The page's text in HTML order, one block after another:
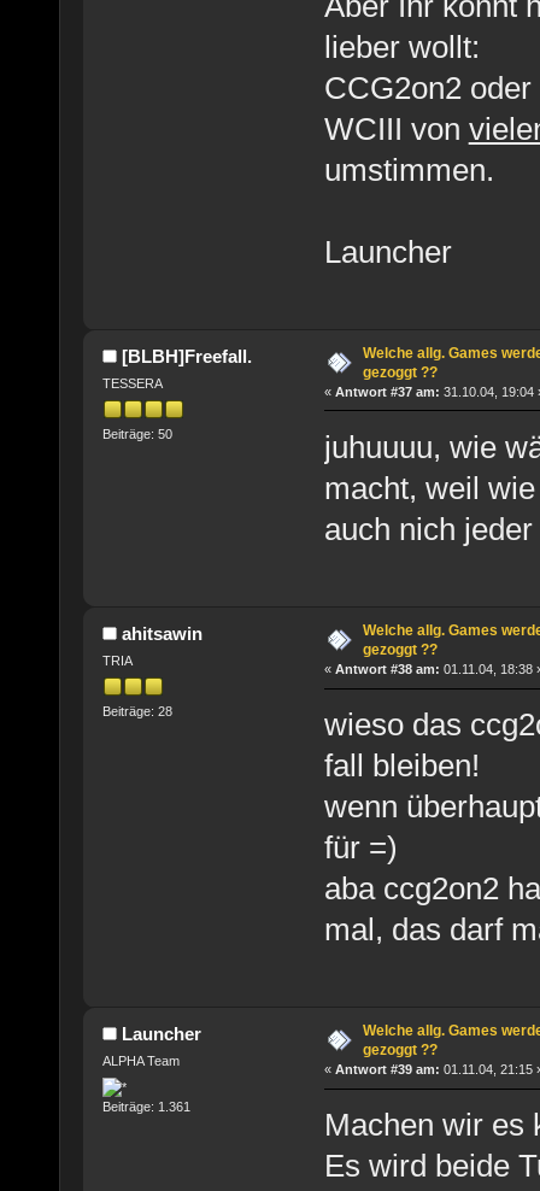
lieber wollt:
CCG2on2
WCIII von
umstimmen.
Launcher
[BLBH]Freefall.
TESSERA
Beiträge: 50
Welche allg. Games
gezoggt ??
« Antwort #37 am: 31.10.04, 19:04
juhuuuu, wie
macht, weil
auch nich
ahitsawin
TRIA
Beiträge: 28
Welche allg. Games
gezoggt ??
« Antwort #38 am: 01.11.04, 18:38
wieso das
fall bleiben!
wenn
für =)
aba ccg2on2
mal, das darf
Launcher
ALPHA Team
Beiträge: 1.361
Welche allg. Games
gezoggt ??
« Antwort #39 am: 01.11.04, 21:15
Machen wir es
Es wird beide